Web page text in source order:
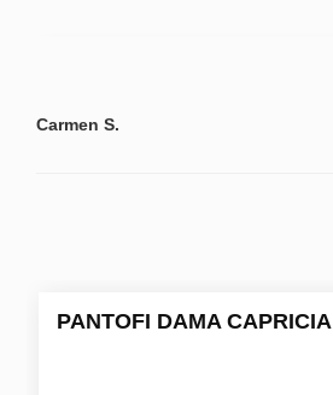
Carmen S.
PANTOFI DAMA CAPRICIA